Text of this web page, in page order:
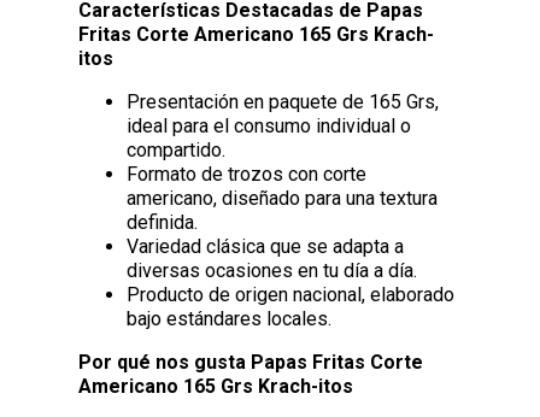
Características Destacadas de Papas
Fritas Corte Americano 165 Grs Krach-
itos
Presentación en paquete de 165 Grs,
ideal para el consumo individual o
compartido.
Formato de trozos con corte
americano, diseñado para una textura
definida.
Variedad clásica que se adapta a
diversas ocasiones en tu día a día.
Producto de origen nacional, elaborado
bajo estándares locales.
Por qué nos gusta Papas Fritas Corte
Americano 165 Grs Krach-itos